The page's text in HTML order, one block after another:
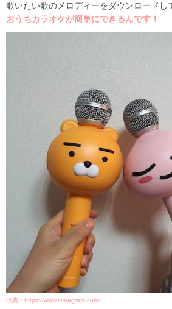
歌いたい歌のメロディーをダウンロードし
おうちカラオケが簡単にできるんです！
出典：https://www.instagram.com/